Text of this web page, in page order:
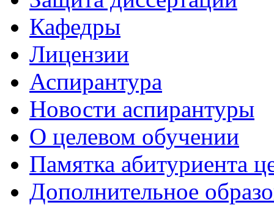
Кафедры
Лицензии
Аспирантура
Новости аспирантуры
О целевом обучении
Памятка абитуриента
Дополнительное